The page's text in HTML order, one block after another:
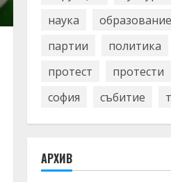
наука
образование
партии
политика
протест
протести
софия
събитие
АРХИВ